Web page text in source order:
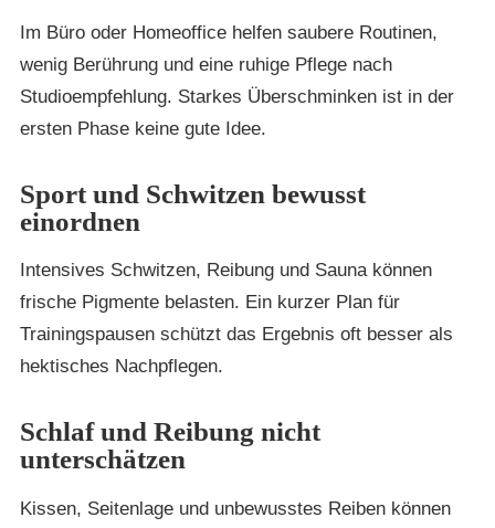
Im Büro oder Homeoffice helfen saubere Routinen,
wenig Berührung und eine ruhige Pflege nach
Studioempfehlung. Starkes Überschminken ist in der
ersten Phase keine gute Idee.
Sport und Schwitzen bewusst
einordnen
Intensives Schwitzen, Reibung und Sauna können
frische Pigmente belasten. Ein kurzer Plan für
Trainingspausen schützt das Ergebnis oft besser als
hektisches Nachpflegen.
Schlaf und Reibung nicht
unterschätzen
Kissen, Seitenlage und unbewusstes Reiben können